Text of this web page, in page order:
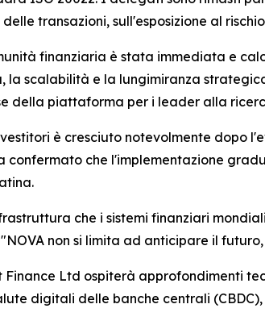
transazioni, sull'esposizione al
finanziaria è stata immediata e
la scalabilità e la lungimiranza
della piattaforma per i leader alla
è cresciuto notevolmente dopo
confermato che l'implementazione
che i sistemi finanziari
non si limita ad anticipare il
Finance Ltd ospiterà approfondimenti
digitali delle banche centrali